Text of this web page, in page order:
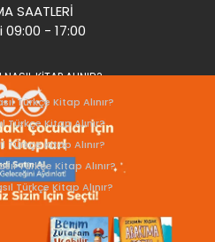
SAATLERİ
- 17:00
KİTAP ALINIR?
Türkçe Kitap Alınır?
Türkçe Kitap Alınır?
Türkçe Kitap Alınır?
Türkçe Kitap Alınır?
Türkçe Kitap Alınır?
NASIL KİTAP ALINIR?